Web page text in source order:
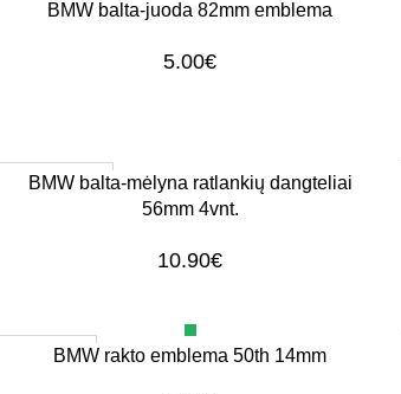
1–3 d. d.
Į KREPŠELĮBMW balta-juoda 82mm emblema
5.00€
1–3 d. d.
Į KREPŠELĮ
BMW balta-mėlyna ratlankių dangteliai
56mm 4vnt.
10.90€
Išparduota
DAUGIAUBMW rakto emblema 50th 14mm